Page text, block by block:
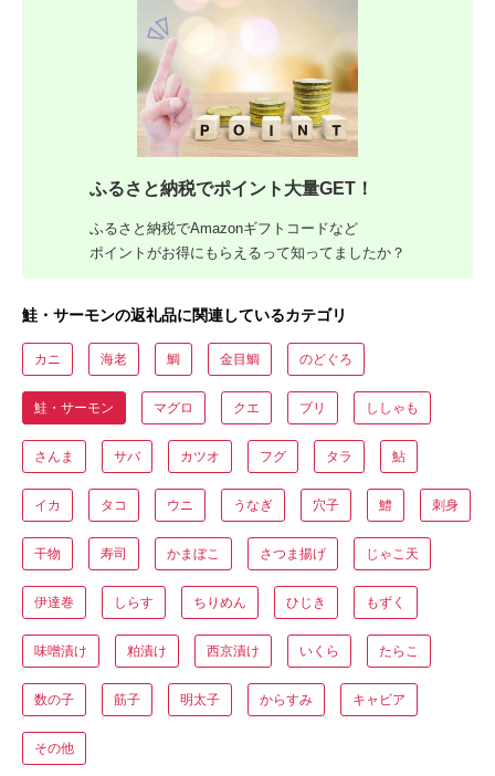
ふるさと納税でポイント大量GET！
ふるさと納税でAmazonギフトコードなど
ポイントがお得にもらえるって知ってましたか？
鮭・サーモンの返礼品に関連しているカテゴリ
カニ 海老 鯛 金目鯛 のどぐろ
鮭・サーモン マグロ クエ ブリ ししゃも
さんま サバ カツオ フグ タラ 鮎
イカ タコ ウニ うなぎ 穴子 鱧 刺身
干物 寿司 かまぼこ さつま揚げ じゃこ天
伊達巻 しらす ちりめん ひじき もずく
味噌漬け 粕漬け 西京漬け いくら たらこ
数の子 筋子 明太子 からすみ キャビア
その他